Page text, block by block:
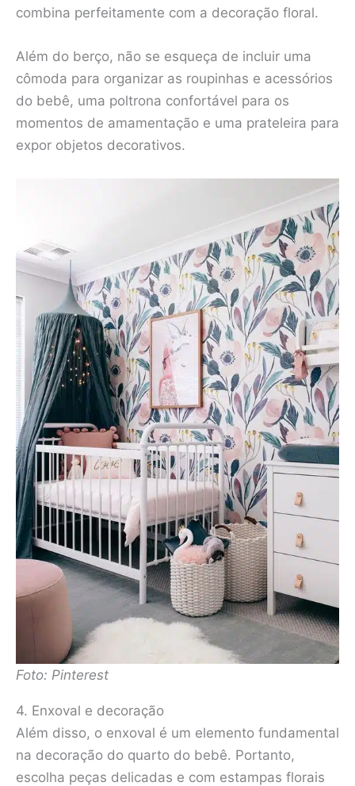
combina perfeitamente com a decoração floral.
Além do berço, não se esqueça de incluir uma
cômoda para organizar as roupinhas e acessórios
do bebê, uma poltrona confortável para os
momentos de amamentação e uma prateleira para
expor objetos decorativos.
Foto: Pinterest
4. Enxoval e decoração
Além disso, o enxoval é um elemento fundamental
na decoração do quarto do bebê. Portanto,
escolha peças delicadas e com estampas florais